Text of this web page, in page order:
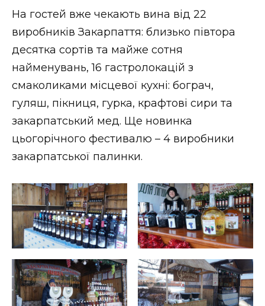
НОВИНИ ЗАХІДНОЇ УКРАЇНИ
ФОТО
ВІДЕО
На гостей вже чекають вина від 22
виробників Закарпаття: близько півтора
десятка сортів та майже сотня
найменувань, 16 гастролокацій з
смаколиками місцевої кухні: бограч,
гуляш, пікниця, гурка, крафтові сири та
закарпатський мед. Ще новинка
цьогорічного фестивалю – 4 виробники
закарпатської палинки.